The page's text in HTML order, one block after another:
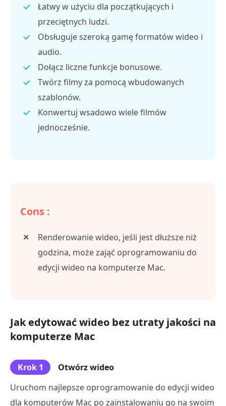
Łatwy w użyciu dla początkujących i
przeciętnych ludzi.
Obsługuje szeroką gamę formatów wideo i
audio.
Dołącz liczne funkcje bonusowe.
Twórz filmy za pomocą wbudowanych
szablonów.
Konwertuj wsadowo wiele filmów
jednocześnie.
Cons :
Renderowanie wideo, jeśli jest dłuższe niż
godzina, może zająć oprogramowaniu do
edycji wideo na komputerze Mac.
Jak edytować wideo bez utraty jakości na
komputerze Mac
Krok 1
Otwórz wideo
Uruchom najlepsze oprogramowanie do edycji wideo
dla komputerów Mac po zainstalowaniu go na swoim